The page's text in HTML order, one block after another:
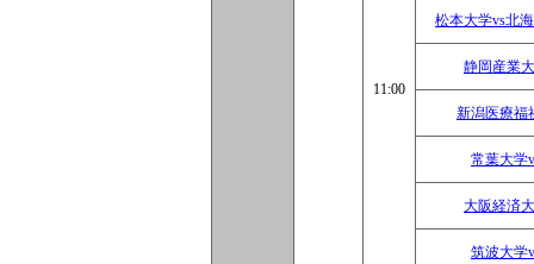
11:00
松本大学vs北
静岡産業
新潟医療福
常葉大学
大阪経済
筑波大学